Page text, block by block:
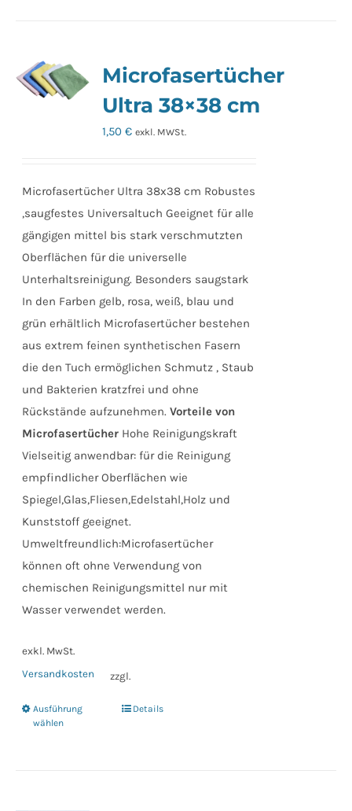
auf.
Die
Optionen
Microfasertücher
Ultra 38×38 cm
1,50€ exkl. MWSt.
Microfasertücher Ultra 38x38 cm Robustes
,saugfestes Universaltuch Geeignet für alle
gängigen mittel bis stark verschmutzten
Oberflächen für die universelle
Unterhaltsreinigung. Besonders saugstark
In den Farben gelb, rosa, weiß, blau und
grün erhältlich Microfasertücher bestehen
aus extrem feinen synthetischen Fasern
die den Tuch ermöglichen Schmutz , Staub
und Bakterien kratzfrei und ohne
Rückstände aufzunehmen.Vorteile von
Microfasertücher Hohe Reinigungskraft
Vielseitig anwendbar: für die Reinigung
empfindlicher Oberflächen wie
Spiegel,Glas,Fliesen,Edelstahl,Holz und
Kunststoff geeignet.
Umweltfreundlich:Microfasertücher
können oft ohne Verwendung von
chemischen Reinigungsmittel nur mit
Wasser verwendet werden.
exkl. MwSt.
zzgl.
Versandkosten
Ausführung
wählen
Dieses
Details